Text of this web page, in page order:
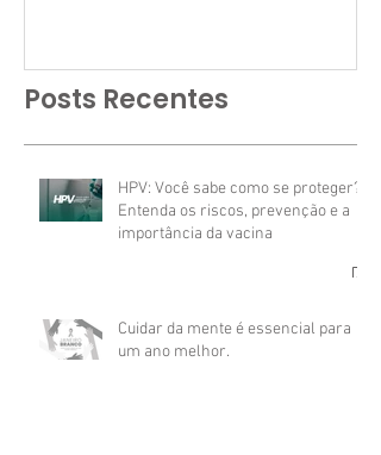
Posts Recentes
HPV: Você sabe como se proteger?
Entenda os riscos, prevenção e a
importância da vacina
Cuidar da mente é essencial para
um ano melhor.